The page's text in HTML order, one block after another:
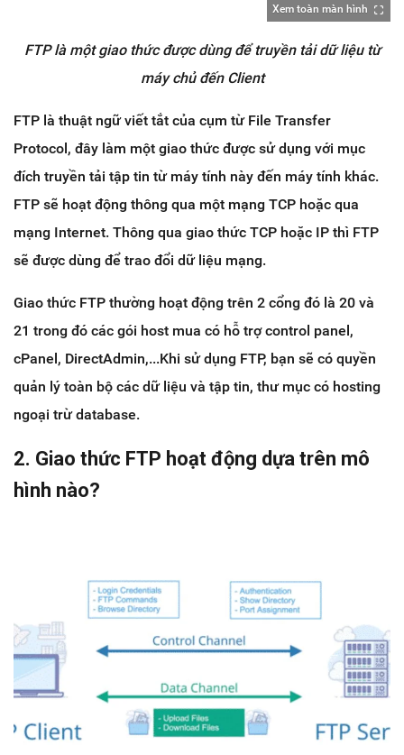
Xem toàn màn hình
FTP là một giao thức được dùng để truyền tải dữ liệu từ
máy chủ đến Client
FTP là thuật ngữ viết tắt của cụm từ File Transfer
Protocol, đây làm một giao thức được sử dụng với mục
đích truyền tải tập tin từ máy tính này đến máy tính khác.
FTP sẽ hoạt động thông qua một mạng TCP hoặc qua
mạng Internet. Thông qua giao thức TCP hoặc IP thì FTP
sẽ được dùng để trao đổi dữ liệu mạng.
Giao thức FTP thường hoạt động trên 2 cổng đó là 20 và
21 trong đó các gói host mua có hỗ trợ control panel,
cPanel, DirectAdmin,...Khi sử dụng FTP, bạn sẽ có quyền
quản lý toàn bộ các dữ liệu và tập tin, thư mục có hosting
ngoại trừ database.
2. Giao thức FTP hoạt động dựa trên mô
hình nào?